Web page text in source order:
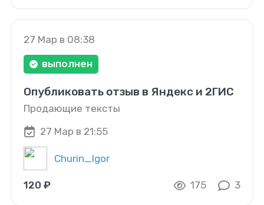
27 Мар в 08:38
выполнен
Опубликовать отзыв в Яндекс и 2ГИС
Продающие тексты
27 Мар в 21:55
Churin_Igor
120 ₽ 175 3